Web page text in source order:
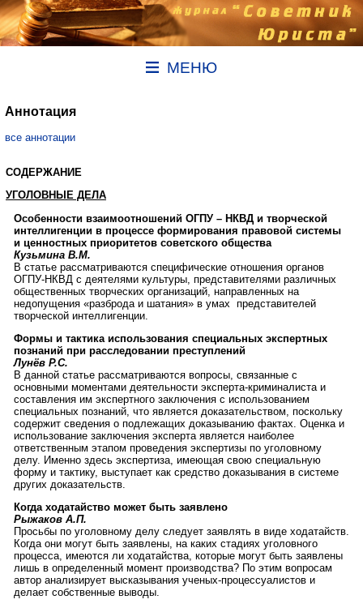
МЕНЮ
Аннотация
все аннотации
СОДЕРЖАНИЕ
УГОЛОВНЫЕ ДЕЛА
Особенности взаимоотношений ОГПУ – НКВД и творческой
интеллигенции в процессе формирования правовой системы
и ценностных приоритетов советского общества
Кузьмина В.М.
В статье рассматриваются специфические отношения органов
ОГПУ-НКВД с деятелями культуры, представителями различных
общественных творческих организаций, направленных на
недопущения «разброда и шатания» в умах представителей
творческой интеллигенции.
Формы и тактика использования специальных экспертных
познаний при расследовании преступлений
Лунёв Р.С.
В данной статье рассматриваются вопросы, связанные с
основными моментами деятельности эксперта-криминалиста и
составления им экспертного заключения с использованием
специальных познаний, что является доказательством, поскольку
содержит сведения о подлежащих доказыванию фактах. Оценка и
использование заключения эксперта является наиболее
ответственным этапом проведения экспертизы по уголовному
делу. Именно здесь экспертиза, имеющая свою специальную
форму и тактику, выступает как средство доказывания в системе
других доказательств.
Когда ходатайство может быть заявлено
Рыжаков А.П.
Просьбы по уголовному делу следует заявлять в виде ходатайств.
Когда они могут быть заявлены, на каких стадиях уголовного
процесса, имеются ли ходатайства, которые могут быть заявлены
лишь в определенный момент производства? По этим вопросам
автор анализирует высказывания ученых-процессуалистов и
делает собственные выводы.